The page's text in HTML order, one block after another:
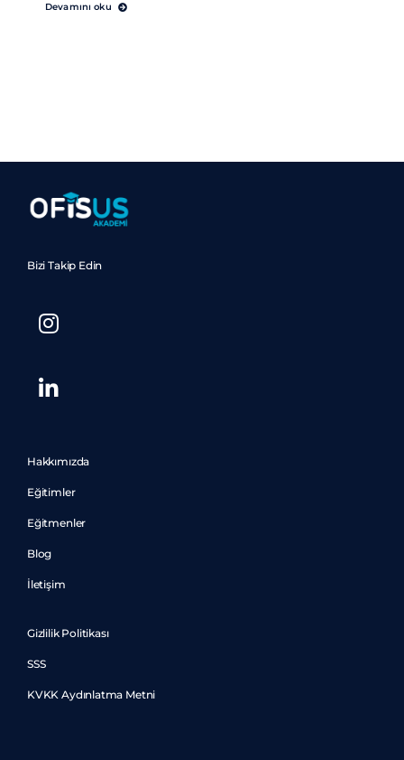
Devamını oku
Bizi Takip Edin
Hakkımızda
Eğitimler
Eğitmenler
Blog
İletişim
Gizlilik Politikası
SSS
KVKK Aydınlatma Metni